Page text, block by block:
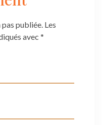
publiée. Les
avec *